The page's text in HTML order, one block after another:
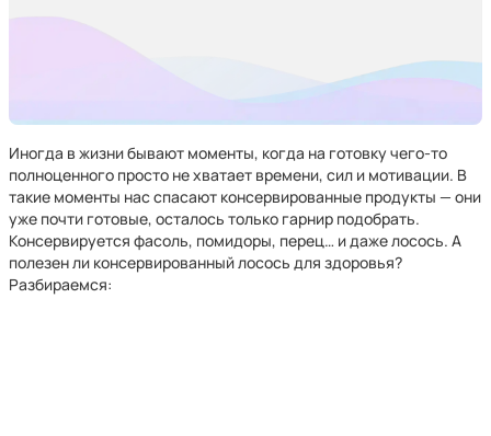
Иногда в жизни бывают моменты, когда на готовку чего-то
полноценного просто не хватает времени, сил и мотивации. В
такие моменты нас спасают консервированные продукты — они
уже почти готовые, осталось только гарнир подобрать.
Консервируется фасоль, помидоры, перец… и даже лосось. А
полезен ли консервированный лосось для здоровья?
Разбираемся: